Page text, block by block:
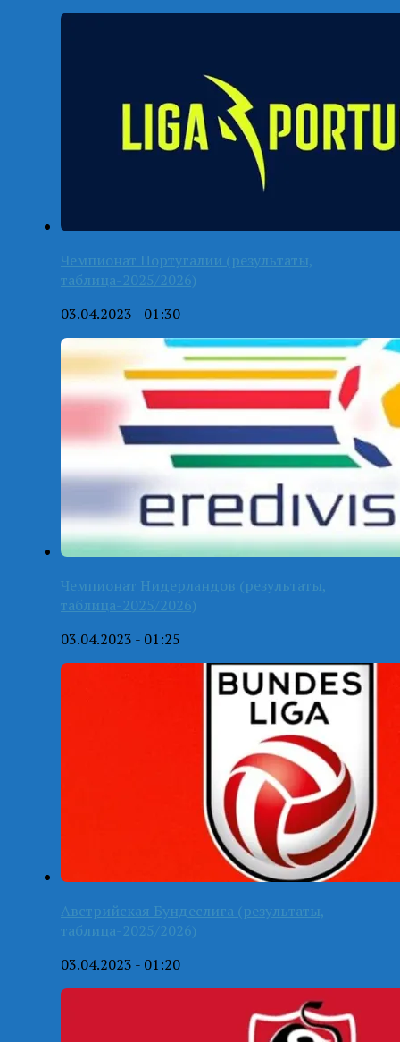
Чемпионат Португалии (результаты,
таблица-2025/2026)
03.04.2023 - 01:30
Чемпионат Нидерландов (результаты,
таблица-2025/2026)
03.04.2023 - 01:25
Австрийская Бундеслига (результаты,
таблица-2025/2026)
03.04.2023 - 01:20